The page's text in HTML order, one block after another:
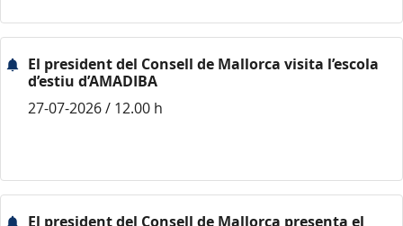
El president del Consell de Mallorca visita l’escola
d’estiu d’AMADIBA
27-07-2026 / 12.00 h
El president del Consell de Mallorca presenta el